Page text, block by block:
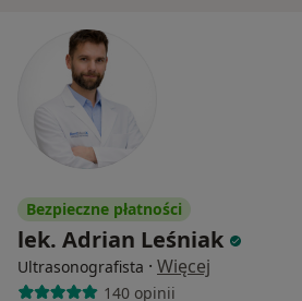
Bezpieczne płatności
lek. Adrian Leśniak
Ultrasonografista · Więcej
140 opinii